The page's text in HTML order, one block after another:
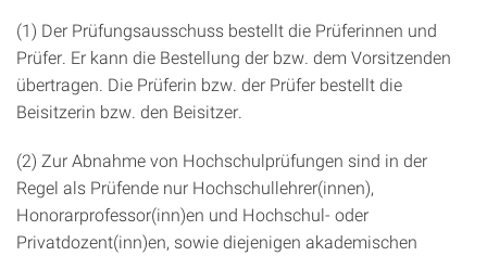
(1) Der Prüfungsausschuss bestellt die Prüferinnen und
Prüfer. Er kann die Bestellung der bzw. dem Vorsitzenden
übertragen. Die Prüferin bzw. der Prüfer bestellt die
Beisitzerin bzw. den Beisitzer.
(2) Zur Abnahme von Hochschulprüfungen sind in der
Regel als Prüfende nur Hochschullehrer(innen),
Honorarprofessor(inn)en und Hochschul- oder
Privatdozent(inn)en, sowie diejenigen akademischen